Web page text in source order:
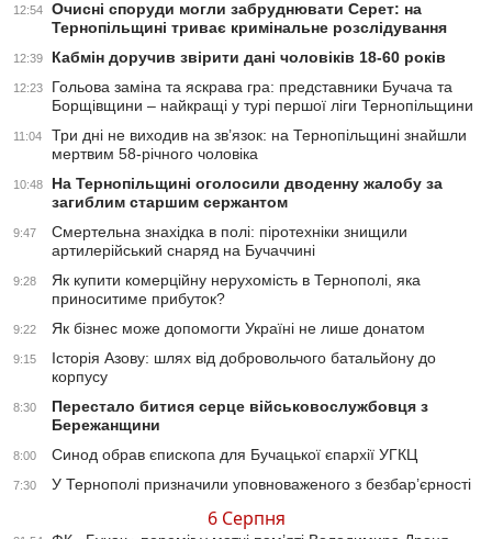
12:54
Очисні споруди могли забруднювати Серет: на
Тернопільщині триває кримінальне розслідування
12:39 Кабмін доручив звірити дані чоловіків 18-60 років
12:23
Гольова заміна та яскрава гра: представники Бучача та
Борщівщини – найкращі у турі першої ліги Тернопільщини
11:04
Три дні не виходив на зв’язок: на Тернопільщині знайшли
мертвим 58-річного чоловіка
10:48
На Тернопільщині оголосили дводенну жалобу за
загиблим старшим сержантом
9:47
Смертельна знахідка в полі: піротехніки знищили
артилерійський снаряд на Бучаччині
9:28
Як купити комерційну нерухомість в Тернополі, яка
приноситиме прибуток?
9:22 Як бізнес може допомогти Україні не лише донатом
9:15
Історія Азову: шлях від добровольчого батальйону до
корпусу
8:30
Перестало битися серце військовослужбовця з
Бережанщини
8:00 Синод обрав єпископа для Бучацької єпархії УГКЦ
7:30 У Тернополі призначили уповноваженого з безбар’єрності
6 Серпня